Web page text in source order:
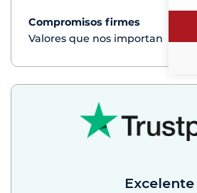
Compromisos firmes
Valores que nos importan
Excelente